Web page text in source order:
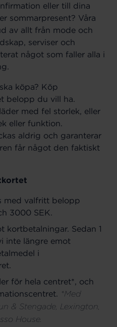
eller till dina
sommarpresent? Våra
av allt från mode och
serviser och
något som faller alla i
köpa? Köp
belopp du vill ha.
med fel storlek, eller
eller funktion.
aldrig och garanterar
får något den faktiskt
med valfritt belopp
3000 SEK.
kortbetalningar. Sedan 1
inte längre emot
i
för hela centret*, och
*Med
& Stengade, Lexington,
House.